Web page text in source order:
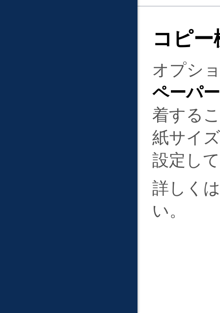
コピー
オプシ
ペーパ
着する
紙サイ
設定し
詳しく
い。